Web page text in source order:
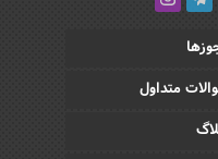
متداول